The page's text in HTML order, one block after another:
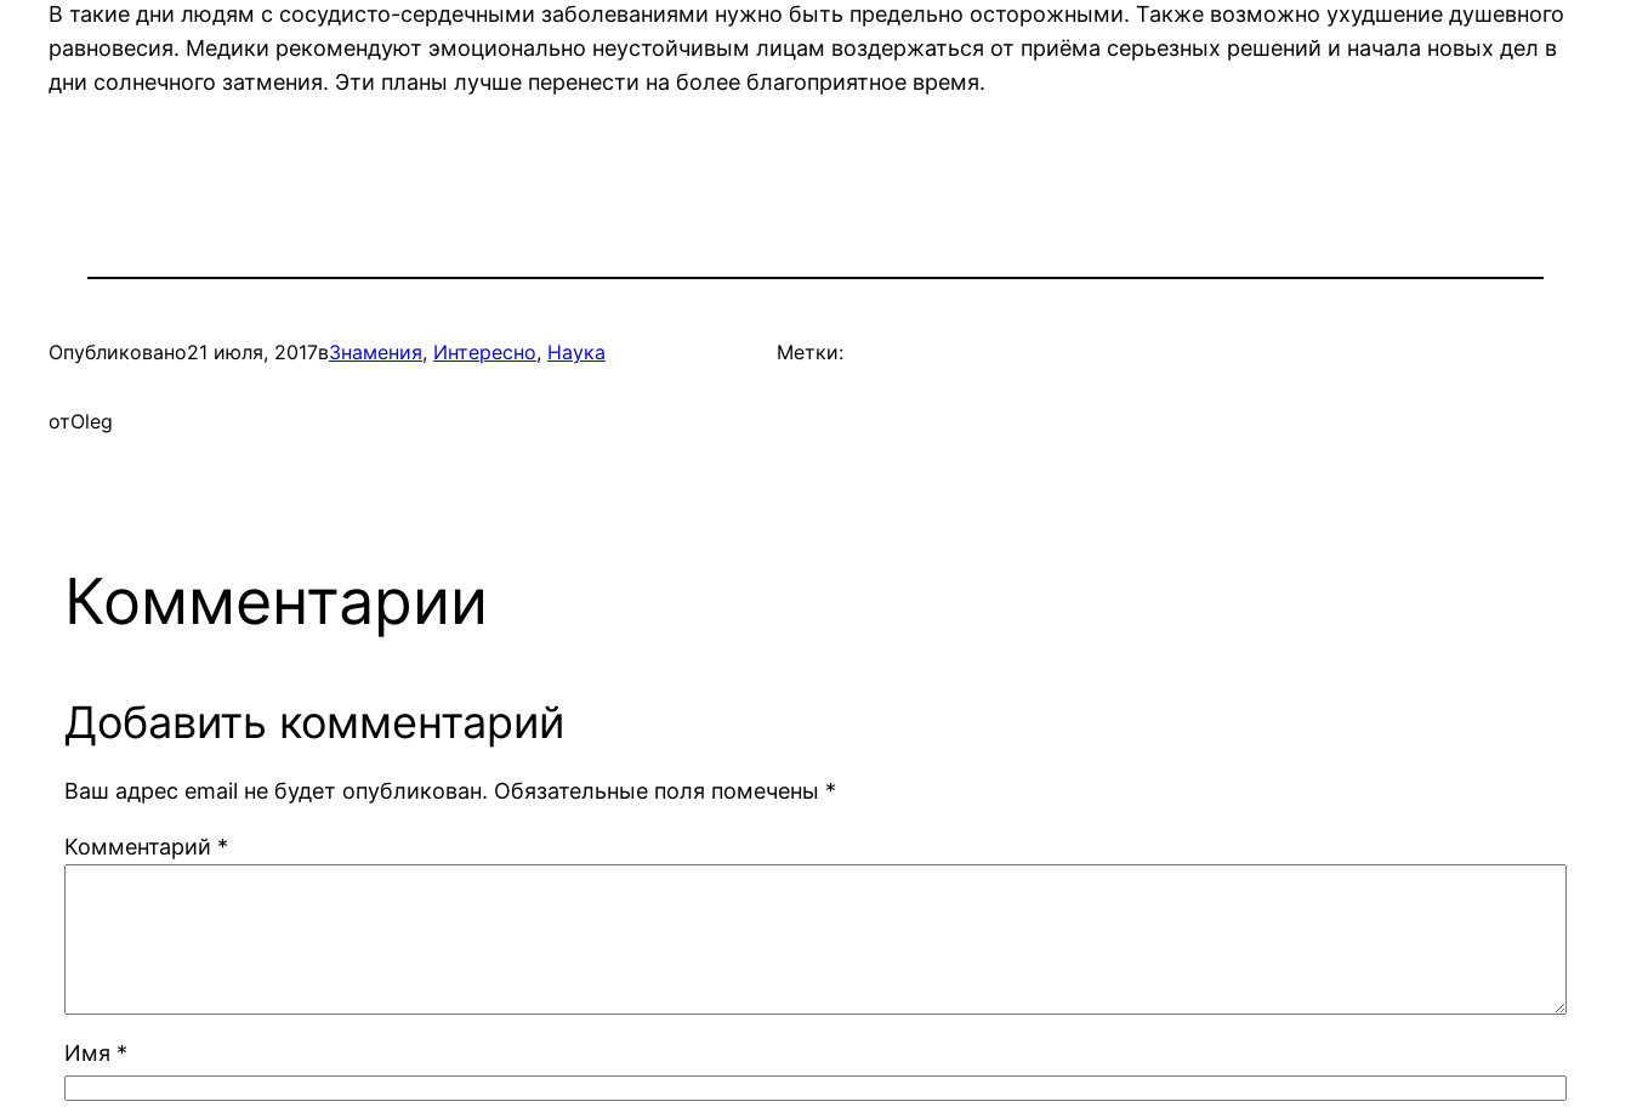
В такие дни людям с сосудисто-сердечными заболеваниями нужно быть предельно осторожными. Также возможно ухудшение душевного
равновесия. Медики рекомендуют эмоционально неустойчивым лицам воздержаться от приёма серьезных решений и начала новых дел в
дни солнечного затмения. Эти планы лучше перенести на более благоприятное время.
Опубликовано21 июля, 2017вЗнамения, Интересно, Наука
отOleg
Метки:
Комментарии
Добавить комментарий
Ваш адрес email не будет опубликован. Обязательные поля помечены *
Комментарий *
Имя *